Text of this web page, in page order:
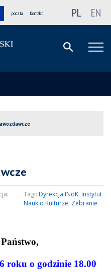
poczta kontakt PL EN
Tagi: Dyrekcja INoK, Instytut
Nauk o Kulturze, Zebranie
roku o godzinie 18.00